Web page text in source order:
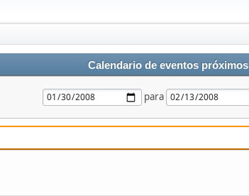
Calendario de eventos próximos
para